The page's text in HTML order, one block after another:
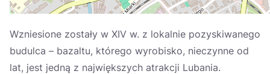
Wzniesione zostały w XIV w. z lokalnie pozyskiwanego
budulca – bazaltu, którego wyrobisko, nieczynne od
lat, jest jedną z największych atrakcji Lubania.